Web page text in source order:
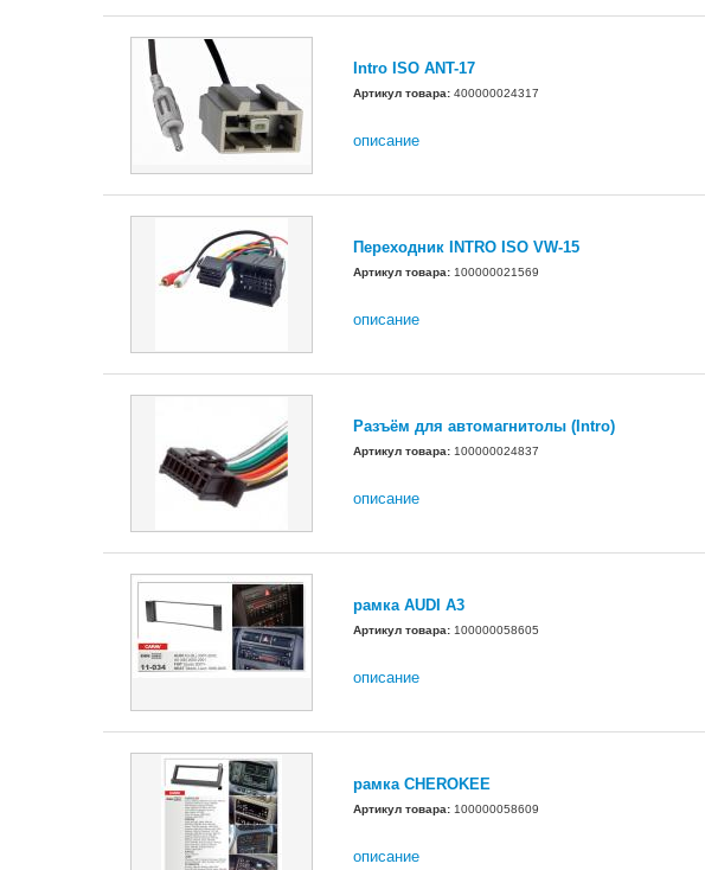
Intro ISO ANT-17
Артикул товара: 400000024317
описание
Переходник INTRO ISO VW-15
Артикул товара: 100000021569
описание
Разъём для автомагнитолы (Intro)
Артикул товара: 100000024837
описание
рамка AUDI A3
Артикул товара: 100000058605
описание
рамка CHEROKEE
Артикул товара: 100000058609
описание